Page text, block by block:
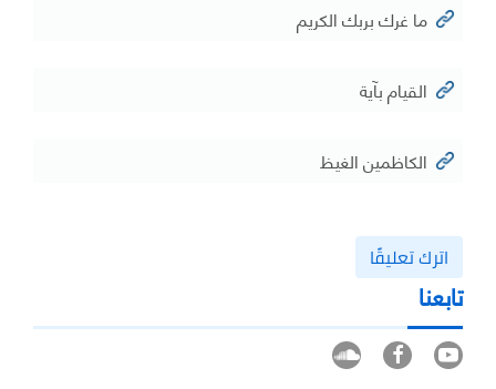
ما غرك بربك الكريم
القيام بآية
الكاظمين الغيظ
اترك تعليقًا
تابعنا